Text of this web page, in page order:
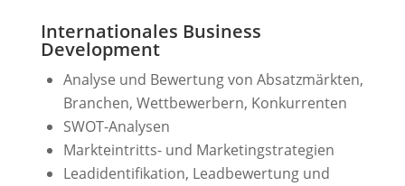
Internationales Business
Development
Analyse und Bewertung von Absatzmärkten,
Branchen, Wettbewerbern, Konkurrenten
SWOT-Analysen
Markteintritts- und Marketingstrategien
Leadidentifikation, Leadbewertung und